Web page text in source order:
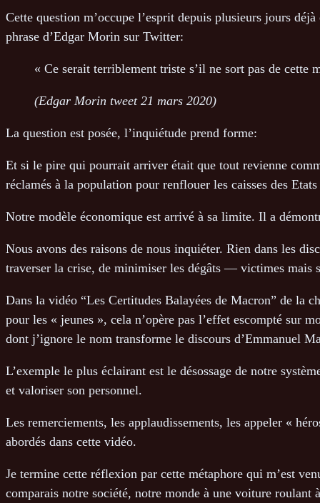
Cette question m’occupe l’esprit depuis plusieurs jours
phrase d’Edgar Morin sur Twitter:
« Ce serait terriblement triste s’il ne sort pas de
(Edgar Morin tweet 21 mars 2020)
La question est posée, l’inquiétude prend forme:
Et si le pire qui pourrait arriver était que tout revienne
réclamés à la population pour renflouer les caisses des
Notre modèle économique est arrivé à sa limite. Il a
Nous avons des raisons de nous inquiéter. Rien dans les
traverser la crise, de minimiser les dégâts — victimes mais
Dans la vidéo “Les Certitudes Balayées de Macron” de la
pour les « jeunes », cela n’opère pas l’effet escompté
dont j’ignore le nom transforme le discours d’Emmanuel
L’exemple le plus éclairant est le désossage de notre
et valoriser son personnel.
Les remerciements, les applaudissements, les appeler «
abordés dans cette vidéo.
Je termine cette réflexion par cette métaphore qui m’est
comparais notre société, notre monde à une voiture roulant